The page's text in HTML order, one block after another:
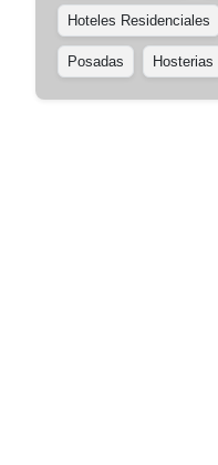
Hoteles Residenciales
Posadas Hosterias